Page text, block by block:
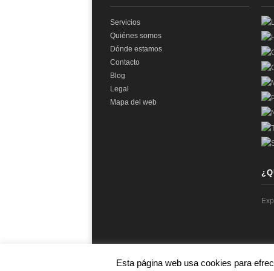
Servicios
Quiénes somos
Dónde estamos
Contacto
Blog
Legal
Mapa del web
© 2026 audit2me | Aviso Legal|
Esta página web usa cookies para